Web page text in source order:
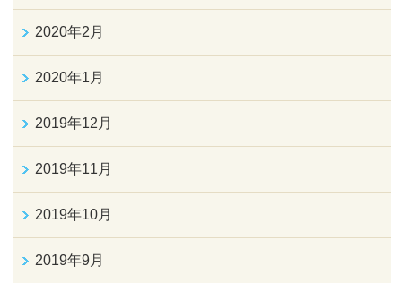
2020年2月
2020年1月
2019年12月
2019年11月
2019年10月
2019年9月